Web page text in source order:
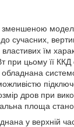
зменшеною
до сучасних,
їм
при цьому її
обладнана
дров при
площа
у верхній